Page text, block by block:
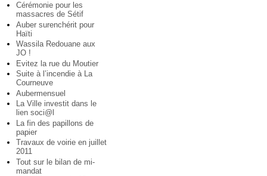
Cérémonie pour les
massacres de Sétif
Auber surenchérit pour
Haïti
Wassila Redouane aux
JO !
Evitez la rue du Moutier
Suite à l’incendie à La
Courneuve
Aubermensuel
La Ville investit dans le
lien soci@l
La fin des papillons de
papier
Travaux de voirie en juillet
2011
Tout sur le bilan de mi-
mandat